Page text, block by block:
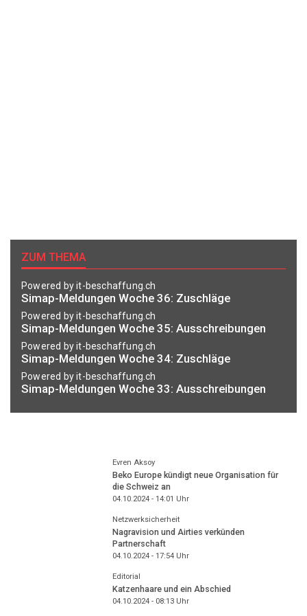
ZUM THEMA
Powered by it-beschaffung.ch
Simap-Meldungen Woche 36: Zuschläge
Powered by it-beschaffung.ch
Simap-Meldungen Woche 35: Ausschreibungen
Powered by it-beschaffung.ch
Simap-Meldungen Woche 34: Zuschläge
Powered by it-beschaffung.ch
Simap-Meldungen Woche 33: Ausschreibungen
Evren Aksoy
Beko Europe kündigt neue Organisation für
die Schweiz an
04.10.2024 - 14:01 Uhr
Netzwerksicherheit
Nagravision und Airties verkünden
Partnerschaft
04.10.2024 - 17:54Uhr
Editorial
Katzenhaare und ein Abschied
04.10.2024 - 08:13Uhr